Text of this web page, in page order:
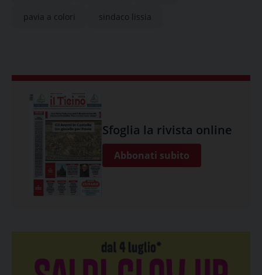
pavia a colori sindaco lissia
Sfoglia la rivista online
Abbonati subito